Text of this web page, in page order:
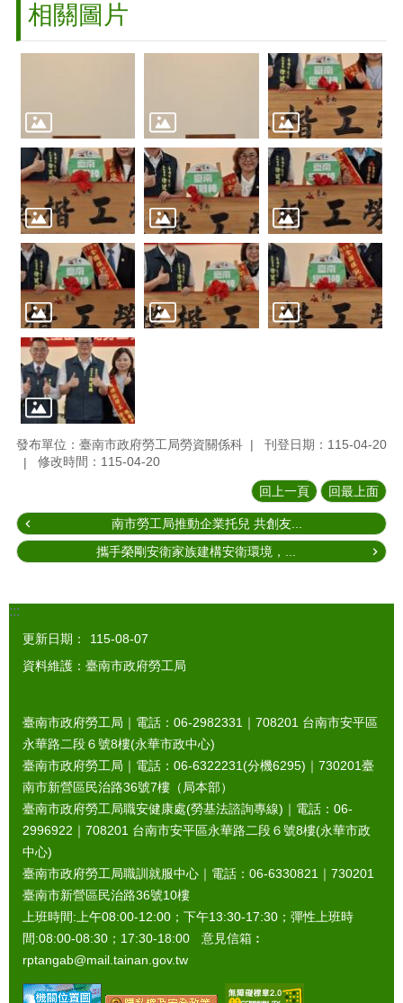
相關圖片
發布單位：臺南市政府勞工局勞資關係科
刊登日期：115-04-20
修改時間：115-04-20
回上一頁 回最上面
南市勞工局推動企業托兒 共創友...
攜手榮剛安衛家族建構安衛環境，...
:::
更新日期：
115-08-07
資料維護：臺南市政府勞工局
臺南市政府勞工局｜電話：06-2982331｜ 708201 台南市安平區
永華路二段６號8樓(永華市政中心)
臺南市政府勞工局｜電話：06-6322231(分機6295)｜ 730201臺
南市新營區民治路36號7樓（局本部）
臺南市政府勞工局職安健康處(勞基法諮詢專線)｜電話：06-
2996922｜ 708201 台南市安平區永華路二段６號8樓(永華市政
中心)
臺南市政府勞工局職訓就服中心｜電話：06-6330821｜ 730201
臺南市新營區民治路36號10樓
上班時間:上午08:00-12:00；下午13:30-17:30；彈性上班時
間:08:00-08:30；17:30-18:00 意見信箱︰
rptangab@mail.tainan.gov.tw